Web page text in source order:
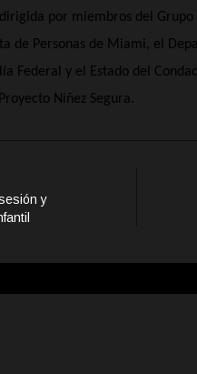
por miembros del
de Personas de Miami, el
Federal y el Estado del
Niñez Segura.
y